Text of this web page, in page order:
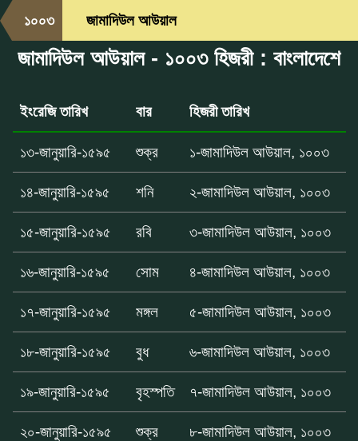
১০০৩ জামাদিউল আউয়াল
জামাদিউল আউয়াল - ১০০৩ হিজরী : বাংলাদেশে
ইংরেজি তারিখ বার হিজরী তারিখ
১৩-জানুয়ারি-১৫৯৫ শুক্র ১-জামাদিউল আউয়াল, ১০০৩
১৪-জানুয়ারি-১৫৯৫ শনি ২-জামাদিউল আউয়াল, ১০০৩
১৫-জানুয়ারি-১৫৯৫ রবি ৩-জামাদিউল আউয়াল, ১০০৩
১৬-জানুয়ারি-১৫৯৫ সোম ৪-জামাদিউল আউয়াল, ১০০৩
১৭-জানুয়ারি-১৫৯৫ মঙ্গল ৫-জামাদিউল আউয়াল, ১০০৩
১৮-জানুয়ারি-১৫৯৫ বুধ ৬-জামাদিউল আউয়াল, ১০০৩
১৯-জানুয়ারি-১৫৯৫ বৃহস্পতি ৭-জামাদিউল আউয়াল, ১০০৩
২০-জানুয়ারি-১৫৯৫ শুক্র ৮-জামাদিউল আউয়াল, ১০০৩